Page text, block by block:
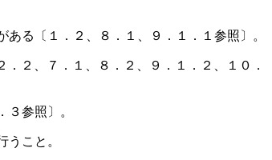
る〔１．２、８．１、９．１．１参照〕。
２、７．１、８．２、９．１．２、１０．
参照〕。
こと。